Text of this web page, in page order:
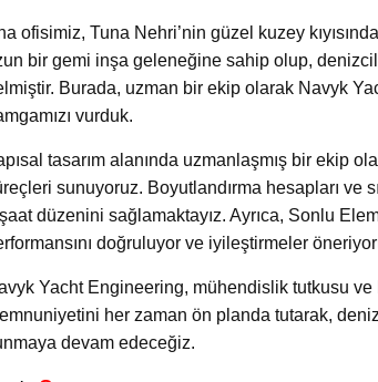
ofisimiz, Tuna Nehri’nin güzel kuzey
bir gemi inşa geleneğine sahip olup,
Burada, uzman bir ekip olarak Navyk
vurduk.
tasarım alanında uzmanlaşmış bir ekip
sunuyoruz. Boyutlandırma hesapları ve
düzenini sağlamaktayız. Ayrıca, Sonlu
doğruluyor ve iyileştirmeler
Yacht Engineering, mühendislik tutkusu ve
her zaman ön planda tutarak,
devam edeceğiz.